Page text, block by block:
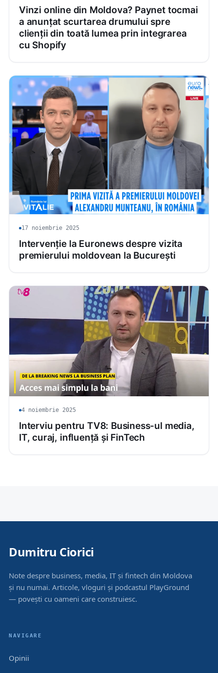
Vinzi online din Moldova? Paynet tocmai
a anunțat scurtarea drumului spre
clienții din toată lumea prin integrarea
cu Shopify
17 noiembrie 2025
Intervenție la Euronews despre vizita
premierului moldovean la București
4 noiembrie 2025
Interviu pentru TV8: Business-ul media,
IT, curaj, influență și FinTech
Dumitru Ciorici
Note despre business, media, IT și fintech din Moldova
și nu numai. Articole, vloguri și podcastul PlayGround
— povești cu oameni care construiesc.
NAVIGARE
Opinii